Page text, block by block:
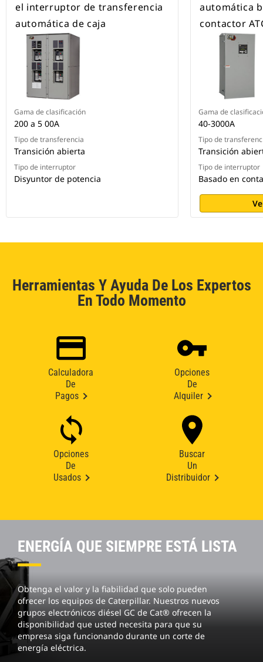
el interruptor de transferencia
automática de caja
Gama de clasificación
200 a 5 00A
Tipo de transferencia
Transición abierta
Tipo de interruptor
Disyuntor de potencia
automática
contactor
Gama de
40-3000A
Tipo de
Transición
Tipo de interruptor
Basado en
Herramientas Y Ayuda De Los Expertos
En Todo Momento
Calculadora
De
Pagos
Opciones
De
Alquiler
Opciones
De
Usados
Buscar
Un
Distribuidor
ENERGÍA QUE SIEMPRE ESTÁ LISTA
Obtenga el valor y la fiabilidad que solo pueden
ofrecer los equipos de Caterpillar. Nuestros nuevos
grupos electrónicos diésel GC de Cat® ofrecen la
disponibilidad que usted necesita para que su
empresa siga funcionando durante un corte de
energía eléctrica.